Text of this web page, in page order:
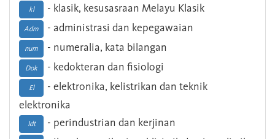
kl - klasik, kesusasraan Melayu Klasik
Adm - administrasi dan kepegawaian
num - numeralia, kata bilangan
Dok - kedokteran dan fisiologi
El
- elektronika, kelistrikan dan teknik
elektronika
Idt
- perindustrian dan kerjinan